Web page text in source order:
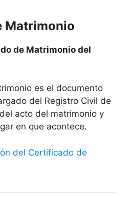
Matrimonio
de Matrimonio del
es el documento
del Registro Civil de
acto del matrimonio y
en que acontece.
del Certificado de